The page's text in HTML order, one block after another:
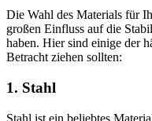
Die Wahl des Materials für
großen Einfluss auf die
haben. Hier sind einige der
Betracht ziehen sollten:
1. Stahl
Stahl ist ein beliebtes